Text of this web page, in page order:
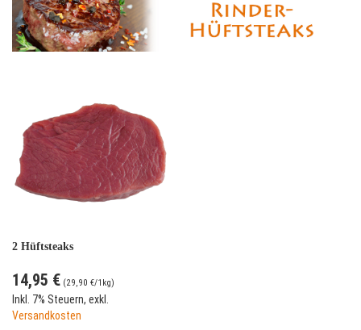
2 Hüftsteaks
14,95 € (29,90 €/1kg)
Inkl. 7% Steuern, exkl.
Versandkosten